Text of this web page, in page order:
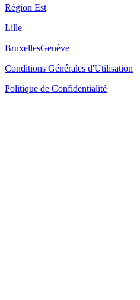
Région Est
Lille
BruxellesGenève
Conditions Générales d'Utilisation
Politique de Confidentialité